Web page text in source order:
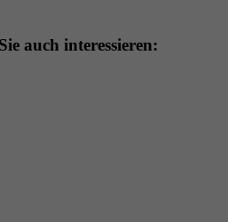
auch interessieren: